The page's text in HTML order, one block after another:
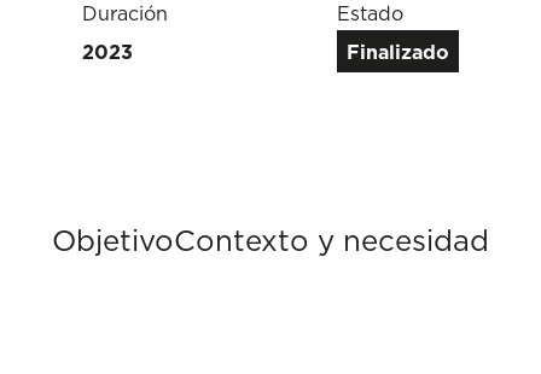
Duración
2023
Estado
Finalizado
ObjetivoContexto y necesidad